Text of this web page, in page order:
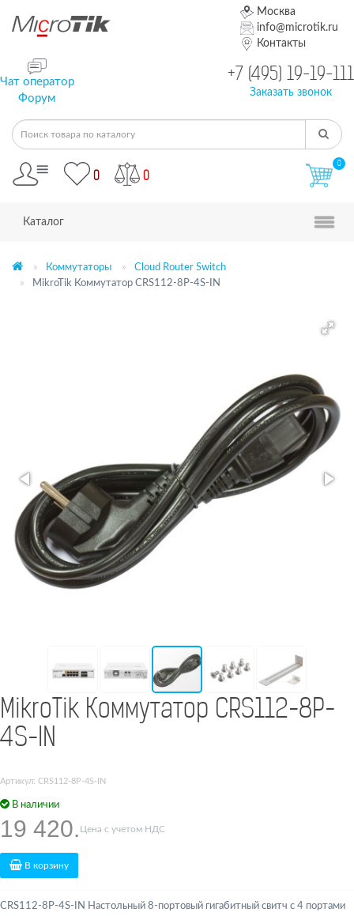
Москва
info@microtik.ru
Контакты
Чат оператор
Форум
+7 (495) 19-19-111
Заказать звонок
0 0
0
Каталог
Коммутаторы
Cloud Router Switch
MikroTik Коммутатор CRS112-8P-4S-IN
MikroTik Коммутатор CRS112-8P-
4S-IN
Артикул: CRS112-8P-4S-IN
В наличии
19 420. Цена с учетом НДС
В корзину
CRS112-8P-4S-IN Настольный 8-портовый гигабитный свитч с 4 портами